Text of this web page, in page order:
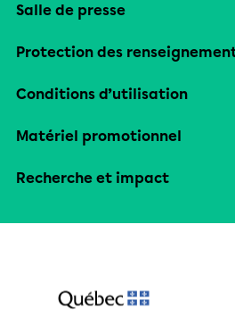
Salle de presse
Protection des
Conditions d’utilisation
Matériel promotionnel
Recherche et impact